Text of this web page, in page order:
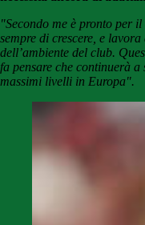
"Secondo me è pronto per
sempre di crescere, e
dell’ambiente del club.
fa pensare che continuerà
massimi livelli in Europa".